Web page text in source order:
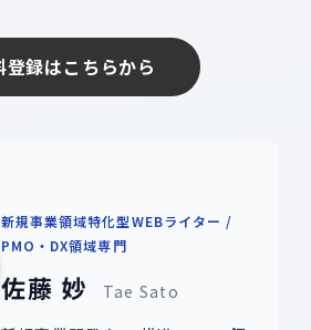
登録はこちらから
新規事業領域特化型WEBライター /
PMO・DX領域専門
佐藤 妙
Tae Sato